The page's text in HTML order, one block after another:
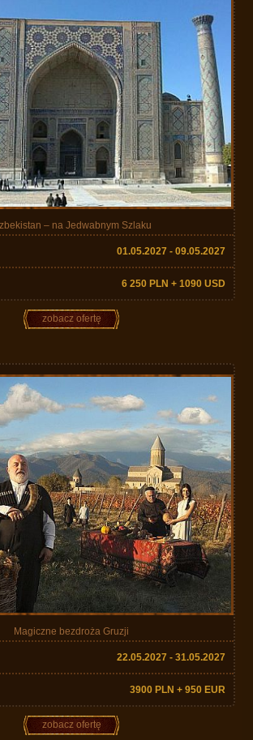
– na Jedwabnym Szlaku
01.05.2027 - 09.05.2027
6 250 PLN + 1090 USD
zobacz ofertę
Magiczne bezdroża Gruzji
22.05.2027 - 31.05.2027
3900 PLN + 950 EUR
zobacz ofertę